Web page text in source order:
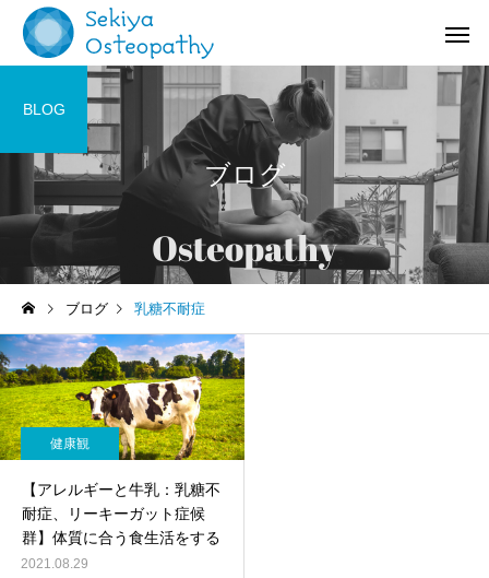
お知らせ
オステオパシー施術＠国立
(くにたち)市
施術記録
【症例紹介】活動量の
ブログ
BLOG
ブログ 乳糖不耐症
健康観
【アレルギーと牛乳：乳糖不
耐症、リーキーガット症候
群】体質に合う食生活をする
2021.08.29